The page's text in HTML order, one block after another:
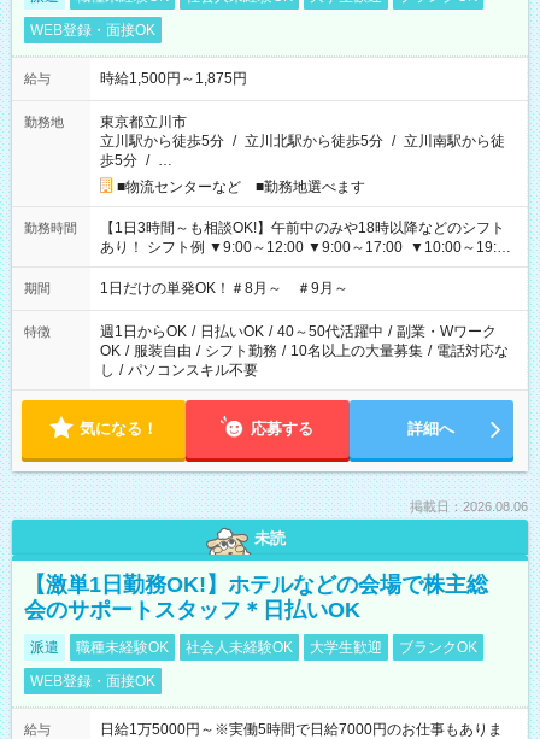
WEB登録・面接OK
給与 時給1,500円～1,875円
勤務地
東京都立川市
立川駅から徒歩5分 / 立川北駅から徒歩5分 / 立川南駅から徒
歩5分 / …
■物流センターなど ■勤務地選べます
勤務時間
【1日3時間～も相談OK!】午前中のみや18時以降などのシフト
あり！ シフト例 ▼9:00～12:00 ▼9:00～17:00 ▼10:00～19:00
▼18:00～21:00
期間 1日だけの単発OK！＃8月～ ＃9月～
特徴 週1日からOK / 日払いOK / 40～50代活躍中 / 副業・Wワーク
OK / 服装自由 / シフト勤務 / 10名以上の大量募集 / 電話対応な
し / パソコンスキル不要
気になる！ 応募する 詳細へ
掲載日：2026.08.06
未読
【激単1日勤務OK!】ホテルなどの会場で株主総
会のサポートスタッフ＊日払いOK
派遣 職種未経験OK 社会人未経験OK 大学生歓迎
ブランクOK
WEB登録・面接OK
給与
日給1万5000円～※実働5時間で日給7000円のお仕事もありま